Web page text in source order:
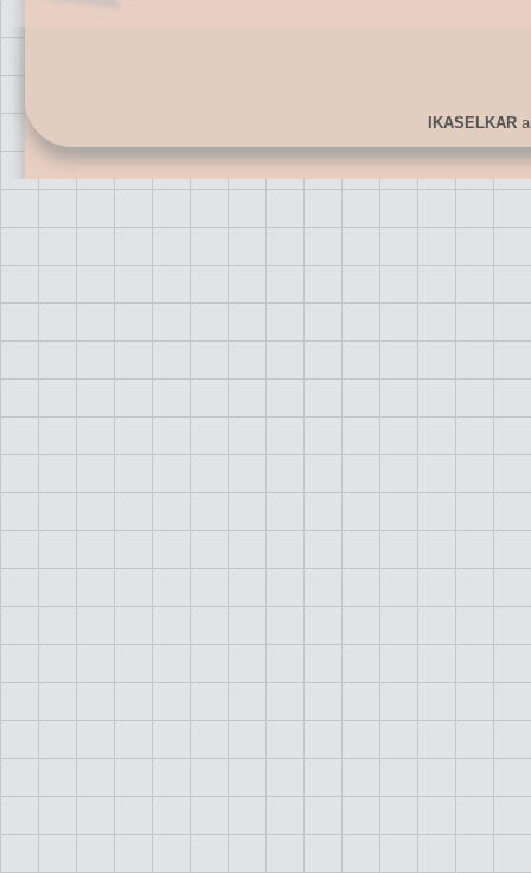
IKASELKAR